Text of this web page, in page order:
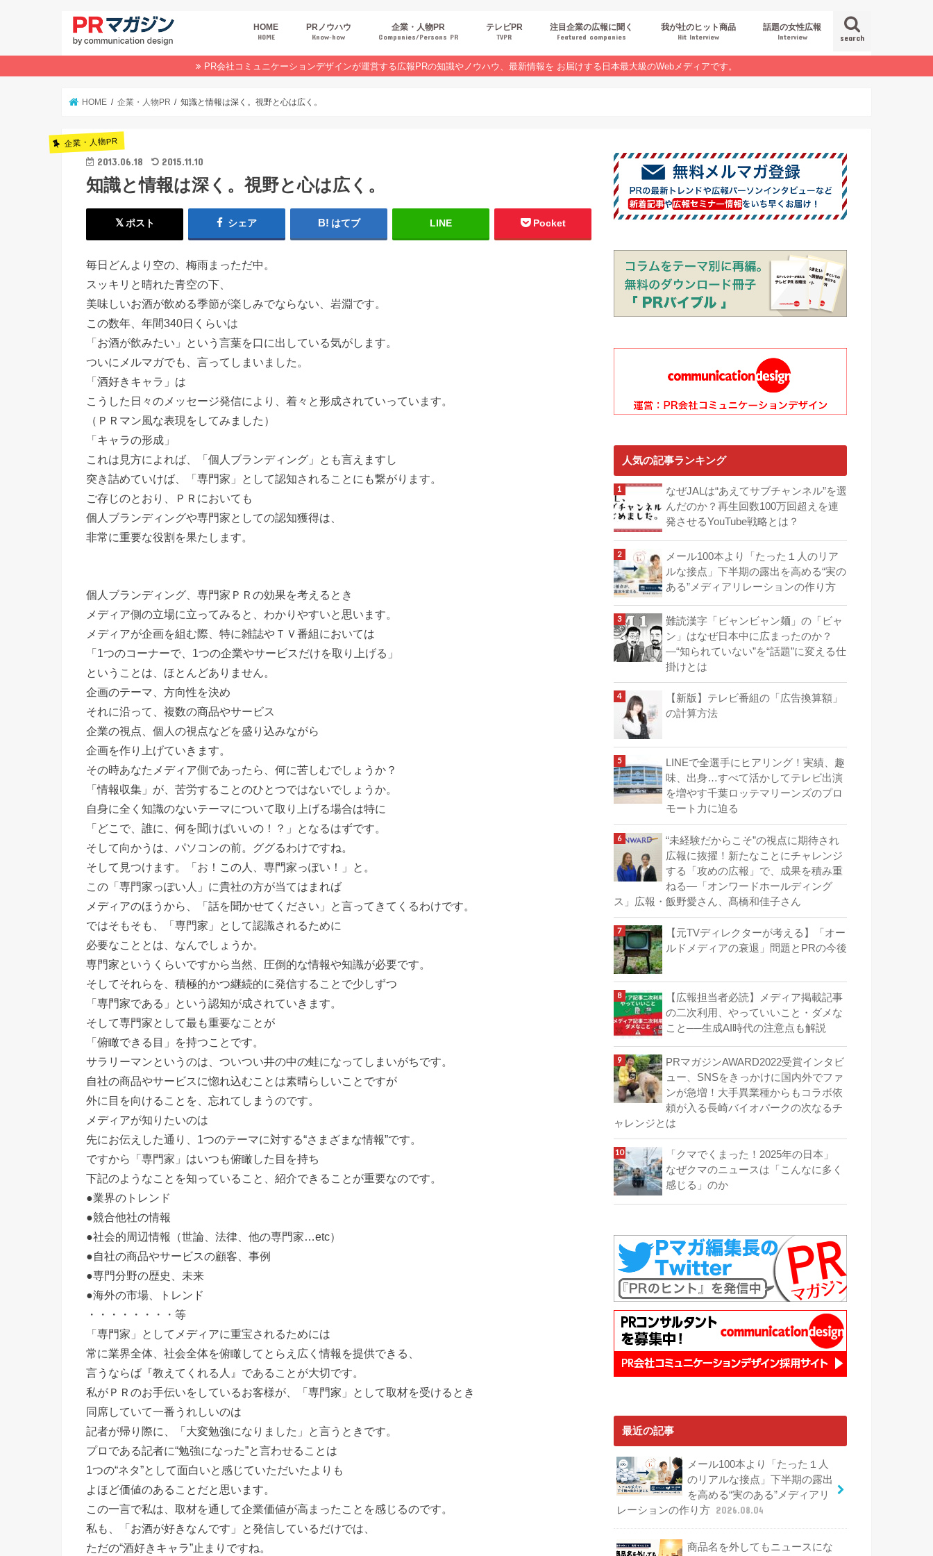
search
HOME
HOME
PRノウハウ
Know‐how
広報スキルUP
商品・サービスPR
デジタルPR
PRトレンド
イベントPR
業界コラム
オンラインセミナーレポート
企業・人物PR
Companies/Persons PR
テレビPR
TVPR
注目企業の広報に聞く
Featured companies
我が社のヒット商品
Hit Interview
話題の女性広報
Interview
PR会社コミュニケーションデザインが運営する広報PRの知識やノウハウ、最新情報を お届けする日本最大級のWebメディアです。
HOME 企業・人物PR 知識と情報は深く。視野と心は広く。
企業・人物PR
2013.06.18 2015.11.10
知識と情報は深く。視野と心は広く。
ポスト シェア はてブ LINE Pocket
毎日どんより空の、梅雨まっただ中。
スッキリと晴れた青空の下、
美味しいお酒が飲める季節が楽しみでならない、岩淵です。
この数年、年間340日くらいは
「お酒が飲みたい」という言葉を口に出している気がします。
ついにメルマガでも、言ってしまいました。
「酒好きキャラ」は
こうした日々のメッセージ発信により、着々と形成されていっています。
（ＰＲマン風な表現をしてみました）
「キャラの形成」
これは見方によれば、「個人ブランディング」とも言えますし
突き詰めていけば、「専門家」として認知されることにも繋がります。
ご存じのとおり、ＰＲにおいても
個人ブランディングや専門家としての認知獲得は、
非常に重要な役割を果たします。
個人ブランディング、専門家ＰＲの効果を考えるとき
メディア側の立場に立ってみると、わかりやすいと思います。
メディアが企画を組む際、特に雑誌やＴＶ番組においては
「1つのコーナーで、1つの企業やサービスだけを取り上げる」
ということは、ほとんどありません。
企画のテーマ、方向性を決め
それに沿って、複数の商品やサービス
企業の視点、個人の視点などを盛り込みながら
企画を作り上げていきます。
その時あなたメディア側であったら、何に苦しむでしょうか？
「情報収集」が、苦労することのひとつではないでしょうか。
自身に全く知識のないテーマについて取り上げる場合は特に
「どこで、誰に、何を聞けばいいの！？」となるはずです。
そして向かうは、パソコンの前。ググるわけですね。
そして見つけます。「お！この人、専門家っぽい！」と。
この「専門家っぽい人」に貴社の方が当てはまれば
メディアのほうから、「話を聞かせてください」と言ってきてくるわけです。
ではそもそも、「専門家」として認識されるために
必要なこととは、なんでしょうか。
専門家というくらいですから当然、圧倒的な情報や知識が必要です。
そしてそれらを、積極的かつ継続的に発信することで少しずつ
「専門家である」という認知が成されていきます。
そして専門家として最も重要なことが
「俯瞰できる目」を持つことです。
サラリーマンというのは、ついつい井の中の蛙になってしまいがちです。
自社の商品やサービスに惚れ込むことは素晴らしいことですが
外に目を向けることを、忘れてしまうのです。
メディアが知りたいのは
先にお伝えした通り、1つのテーマに対する“さまざまな情報”です。
ですから「専門家」はいつも俯瞰した目を持ち
下記のようなことを知っていること、紹介できることが重要なのです。
●業界のトレンド
●競合他社の情報
●社会的周辺情報（世論、法律、他の専門家…etc）
●自社の商品やサービスの顧客、事例
●専門分野の歴史、未来
●海外の市場、トレンド
・・・・・・・・等
「専門家」としてメディアに重宝されるためには
常に業界全体、社会全体を俯瞰してとらえ広く情報を提供できる、
言うならば『教えてくれる人』であることが大切です。
私がＰＲのお手伝いをしているお客様が、「専門家」として取材を受けるとき
同席していて一番うれしいのは
記者が帰り際に、「大変勉強になりました」と言うときです。
プロである記者に“勉強になった”と言わせることは
1つの“ネタ”として面白いと感じていただいたよりも
よほど価値のあることだと思います。
この一言で私は、取材を通して企業価値が高まったことを感じるのです。
私も、「お酒が好きなんです」と発信しているだけでは、
ただの“酒好きキャラ”止まりですね。
人気の記事ランキング
なぜJALは“あえてサブチャンネル”を選
んだのか？再生回数100万回超えを連
発させるYouTube戦略とは？
メール100本より「たった１人のリア
ルな接点」下半期の露出を高める“実の
ある”メディアリレーションの作り方
難読漢字「ビャンビャン麺」の「ビャ
ン」はなぜ日本中に広まったのか？
―“知られていない”を“話題”に変える仕
掛けとは
【新版】テレビ番組の「広告換算額」
の計算方法
LINEで全選手にヒアリング！実績、趣
味、出身…すべて活かしてテレビ出演
を増やす千葉ロッテマリーンズのプロ
モート力に迫る
“未経験だからこそ”の視点に期待され
広報に抜擢！新たなことにチャレンジ
する「攻めの広報」で、成果を積み重
ねる―「オンワードホールディング
ス」広報・飯野愛さん、髙橋和佳子さん
【元TVディレクターが考える】「オー
ルドメディアの衰退」問題とPRの今後
【広報担当者必読】メディア掲載記事
の二次利用、やっていいこと・ダメな
こと──生成AI時代の注意点も解説
PRマガジンAWARD2022受賞インタビ
ュー、SNSをきっかけに国内外でファ
ンが急増！大手異業種からもコラボ依
頼が入る長崎バイオパークの次なるチ
ャレンジとは
「クマでくまった！2025年の日本」
なぜクマのニュースは「こんなに多く
感じる」のか
最近の記事
メール100本より「たった１人
のリアルな接点」下半期の露出
を高める“実のある”メディアリ
レーションの作り方 2026.08.04
商品名を外してもニュースにな